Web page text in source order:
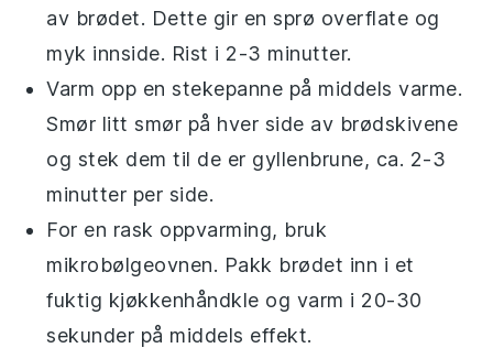
av brødet. Dette gir en sprø overflate og
myk innside. Rist i 2-3 minutter.
Varm opp enstekepanne på middels varme.
Smør littsmør på hver side av brødskivene
og stek dem til de er gyllenbrune, ca. 2-3
minutter per side.
For en rask oppvarming, bruk
mikrobølgeovnen. Pakk brødet inn i et
fuktig kjøkkenhåndkle og varm i 20-30
sekunder på middels effekt.